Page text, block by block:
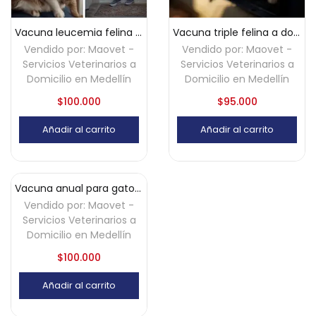
Vacuna leucemia felina a domicilio – Medellín
Vendido por: Maovet -
Servicios Veterinarios a
Domicilio en Medellín
$100.000
Añadir al carrito
Vacuna triple felina a domicilio – Medellín
Vendido por: Maovet -
Servicios Veterinarios a
Domicilio en Medellín
$95.000
Añadir al carrito
Vacuna anual para gatos (Triple felina + Rabia) a domicilio en Medellín
Vendido por: Maovet -
Servicios Veterinarios a
Domicilio en Medellín
$100.000
Añadir al carrito